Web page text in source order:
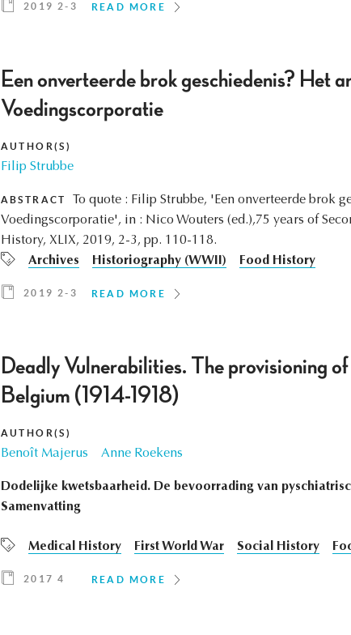
2019 2-3 READ MORE
Een onverteerde brok geschiedenis? Het
Voedingscorporatie
AUTHOR(S)
Filip Strubbe
ABSTRACT
To quote : Filip Strubbe, 'Een onverteerde brok
Voedingscorporatie', in : Nico Wouters (ed.),75 years of
History, XLIX, 2019, 2-3, pp. 110-118.
Archives
Historiography (WWII) Food History
2019 2-3 READ MORE
Deadly Vulnerabilities. The provisioning
Belgium (1914-1918)
AUTHOR(S)
Benoît Majerus Anne Roekens
Dodelijke kwetsbaarheid. De bevoorrading van
Samenvatting
Medical History First World War Social History
2017 4 READ MORE